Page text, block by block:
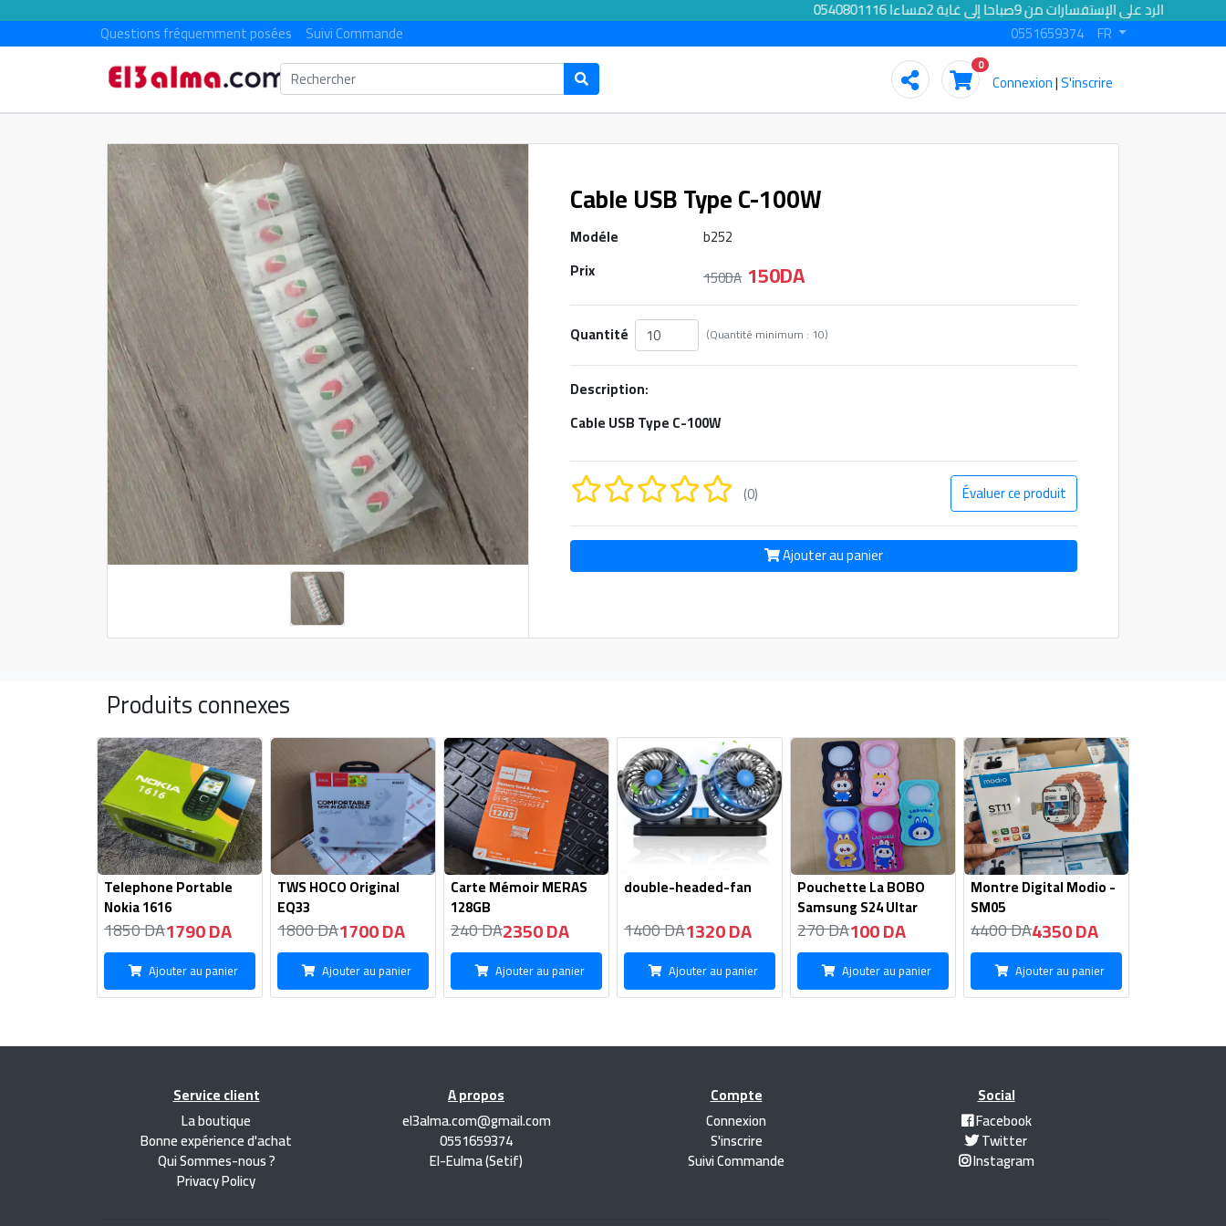
الرد على الإستفسارات من 9صباحا إلى غاية 2مساءا 0540801116
Questions fréquemment posées Suivi Commande 0551659374 FR
0
Connexion|S'inscrire
Cable USB Type C-100W
Modéle
b252
Prix
150DA 150DA
Quantité (Quantité minimum : 10)
Description:
Cable USB Type C-100W
(0) Évaluer ce produit
Ajouter au panier
Produits connexes
Telephone Portable
Nokia 1616
1850 DA1790 DA
Ajouter au panier
TWS HOCO Original
EQ33
1800 DA1700 DA
Ajouter au panier
Carte Mémoir MERAS
128GB
240 DA2350 DA
Ajouter au panier
double-headed-fan
1400 DA1320 DA
Ajouter au panier
Pouchette La BOBO
Samsung S24 Ultar
270 DA100 DA
Ajouter au panier
Montre Digital Modio -
SM05
4400 DA4350 DA
Ajouter au panier
Service client
La boutique
Bonne expérience d'achat
Qui Sommes-nous ?
Privacy Policy
A propos
el3alma.com@gmail.com
0551659374
El-Eulma (Setif)
Compte
Connexion
S'inscrire
Suivi Commande
Social
Facebook
Twitter
Instagram